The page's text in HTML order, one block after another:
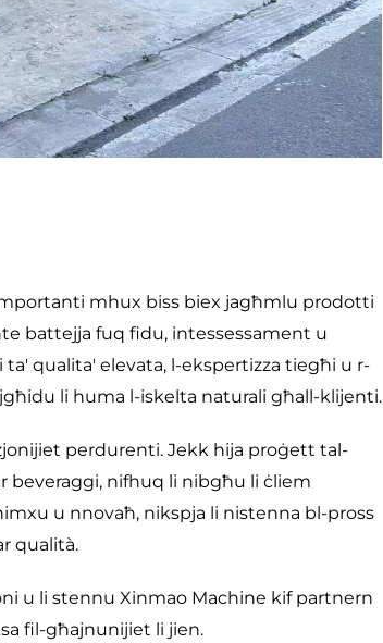
mhux biss biex jagħmlu prodotti
battejja fuq fidu, intessessament u
qualita' elevata, l-ekspertizza tiegħi u r-
li huma l-iskelta naturali għall-klijenti.
perdurenti. Jekk hija proġett tal-
beveraggi, nifhuq li nibgħu li ċliem
u nnovaħ, nikspja li nistenna bl-pross
qualità.
u li stennu Xinmao Machine kif partnern
fil-għajnunijiet li jien.